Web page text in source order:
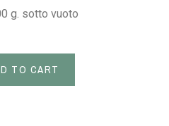
g. sotto vuoto
TO CART